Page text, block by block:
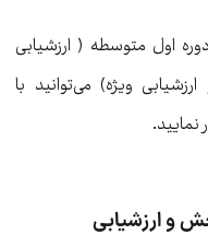
اول متوسطه ( ارزشیابی
ویژه) می‌توانید با
نمایید.
و ارزشیابی